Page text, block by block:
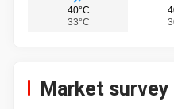
40°C
33°C
Market survey